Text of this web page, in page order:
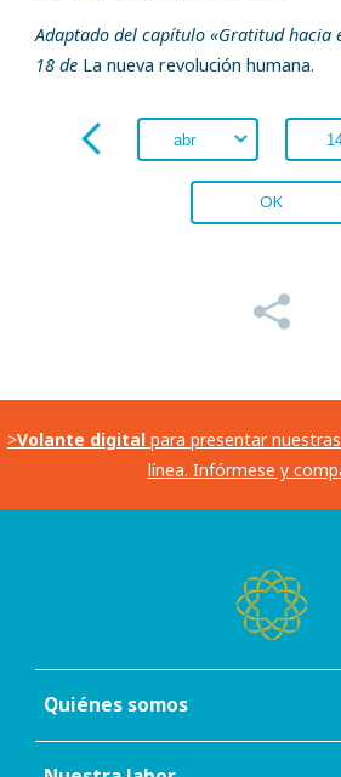
Adaptado del capítulo «Gratitud hacia
18 deLa nueva revolución humana.
OK
>Volante digital para presentar
línea. Infórmese y
Quiénes somos